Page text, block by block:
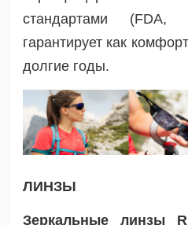
стандартами
гарантирует как
долгие годы.
ЛИНЗЫ
Зеркальные линзы